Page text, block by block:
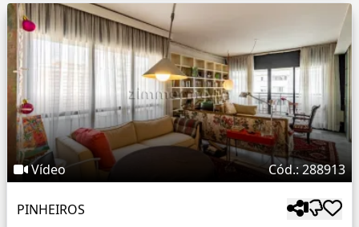
Vídeo Cód.: 288913
PINHEIROS